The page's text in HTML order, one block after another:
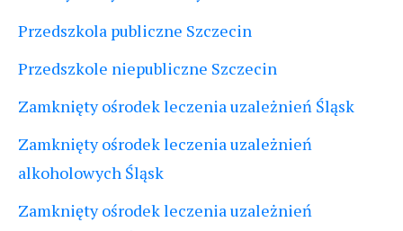
Przedszkola publiczne Szczecin
Przedszkole niepubliczne Szczecin
Zamknięty ośrodek leczenia uzależnień Śląsk
Zamknięty ośrodek leczenia uzależnień
alkoholowych Śląsk
Zamknięty ośrodek leczenia uzależnień